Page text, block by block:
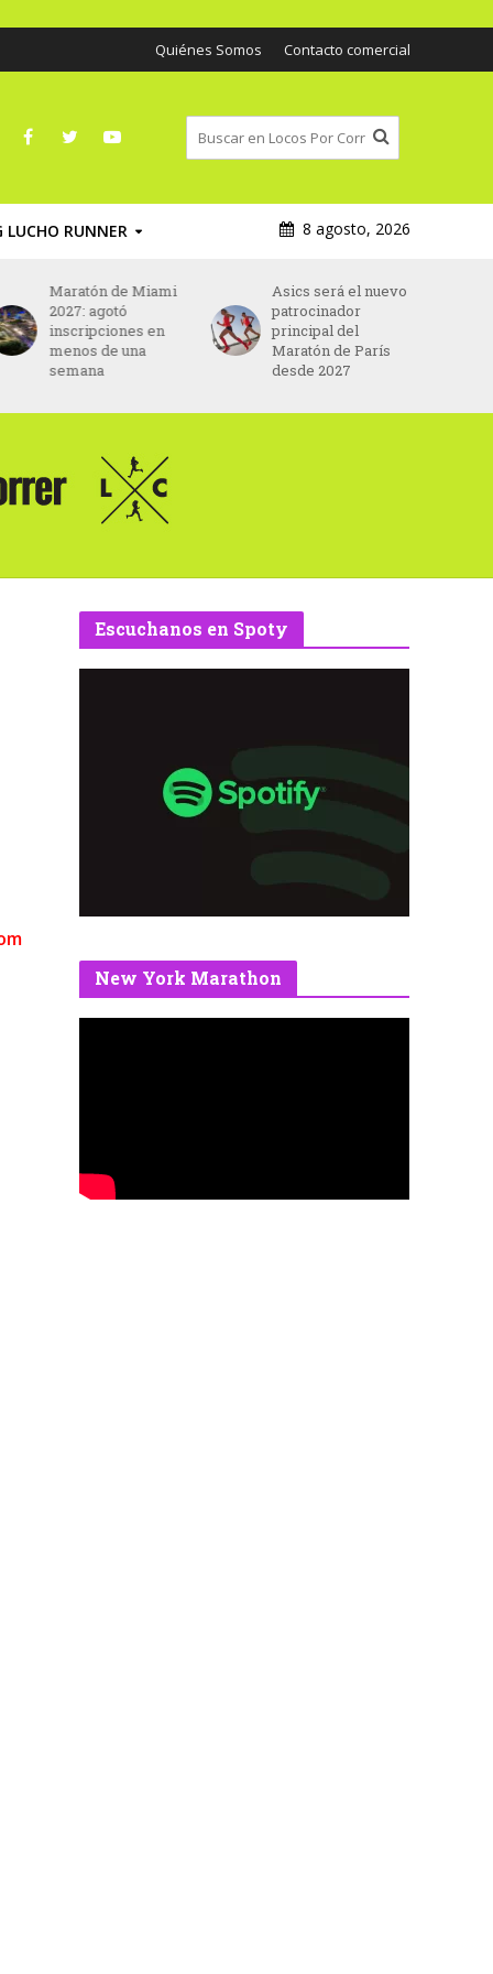
Quiénes Somos Contacto comercial
LUCHO RUNNER 8 agosto, 2026
Maratón de Miami
2027: agotó
inscripciones en
menos de una
semana
Asics será el nuevo
patrocinador
principal del
Maratón de París
desde 2027
Escuchanos en Spoty
New York Marathon